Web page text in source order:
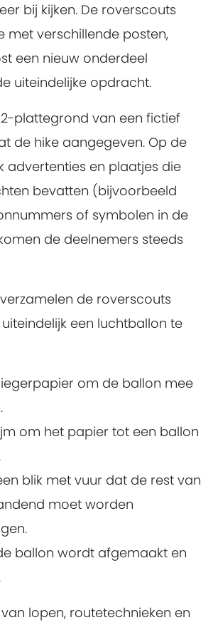
bij kijken. De roverscouts
met verschillende posten,
een nieuw onderdeel
uiteindelijke opdracht.
plattegrond van een fictief
de hike aangegeven. Op de
advertenties en plaatjes die
bevatten (bijvoorbeeld
of symbolen in de
de deelnemers steeds
de roverscouts
een luchtballon te
om de ballon mee
om het papier tot een ballon
blik met vuur dat de rest van
moet worden
ballon wordt afgemaakt en
lopen, routetechnieken en